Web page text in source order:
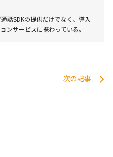
話SDKの提供だけでなく、導入
ンサービスに携わっている。
次の記事